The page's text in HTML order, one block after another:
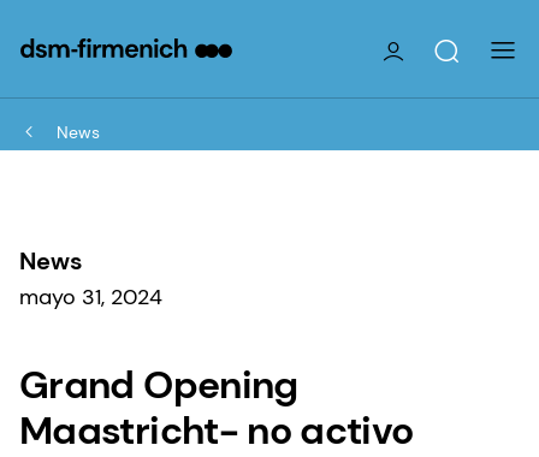
News
News
mayo 31, 2024
Grand Opening
Maastricht- no activo